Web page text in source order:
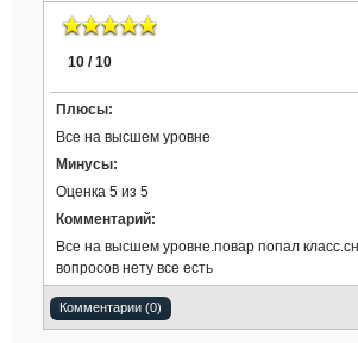
10 / 10
Плюсы:
Все на высшем уровне
Минусы:
Оценка 5 из 5
Комментарий:
Все на высшем уровне.повар попал
вопросов нету все есть
Комментарии (0)